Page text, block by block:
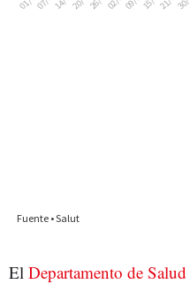
El Departamento de Salud